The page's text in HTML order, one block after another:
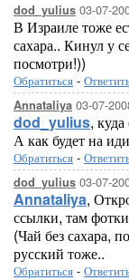
dod_yulius 03-07-
В Израиле тоже
сахара.. Кинул у
посмотри!))
Обратиться -
Annataliya 03-07-
dod_yulius,
А как будет на
Обратиться -
dod_yulius 03-07-
Annataliya,
ссылки, там
(Чай без сахара,
русский тоже..
Обратиться -